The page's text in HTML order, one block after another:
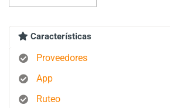
Características
Proveedores
App
Ruteo